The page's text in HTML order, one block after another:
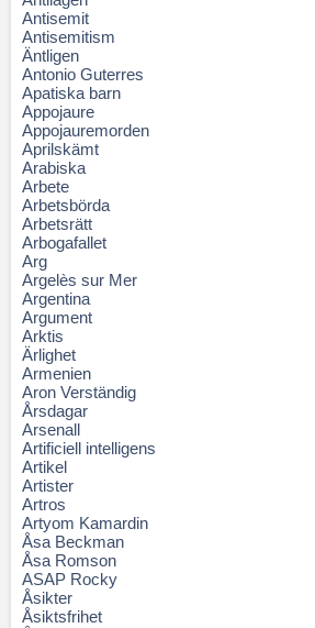
Antisemit
Antisemitism
Äntligen
Antonio Guterres
Apatiska barn
Appojaure
Appojauremorden
Aprilskämt
Arabiska
Arbete
Arbetsbörda
Arbetsrätt
Arbogafallet
Arg
Argelès sur Mer
Argentina
Argument
Arktis
Ärlighet
Armenien
Aron Verständig
Årsdagar
Arsenall
Artificiell intelligens
Artikel
Artister
Artros
Artyom Kamardin
Åsa Beckman
Åsa Romson
ASAP Rocky
Åsikter
Åsiktsfrihet